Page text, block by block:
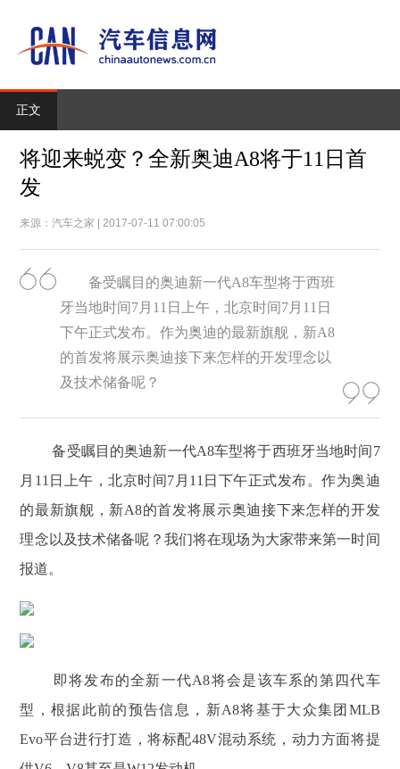
正文
将迎来蜕变？全新奥迪A8将于11日首
发
来源：汽车之家 | 2017-07-11 07:00:05
备受瞩目的奥迪新一代A8车型将于西班
牙当地时间7月11日上午，北京时间7月11日
下午正式发布。作为奥迪的最新旗舰，新A8
的首发将展示奥迪接下来怎样的开发理念以
及技术储备呢？
备受瞩目的奥迪新一代A8车型将于西班牙当地时间7
月11日上午，北京时间7月11日下午正式发布。作为奥迪
的最新旗舰，新A8的首发将展示奥迪接下来怎样的开发
理念以及技术储备呢？我们将在现场为大家带来第一时间
报道。
​即将发布的全新一代A8将会是该车系的第四代车
型，根据此前的预告信息，新A8将基于大众集团MLB
Evo平台进行打造，将标配48V混动系统，动力方面将提